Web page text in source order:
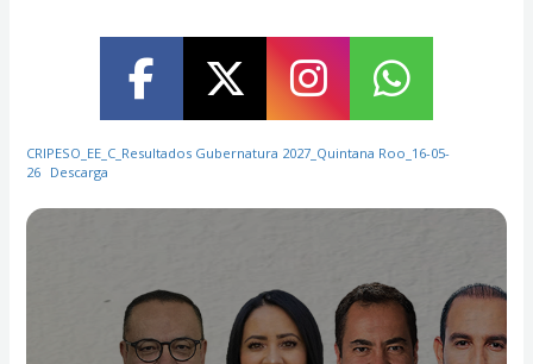
CRIPESO_EE_C_Resultados Gubernatura 2027_Quintana Roo_16-05-
26
Descarga